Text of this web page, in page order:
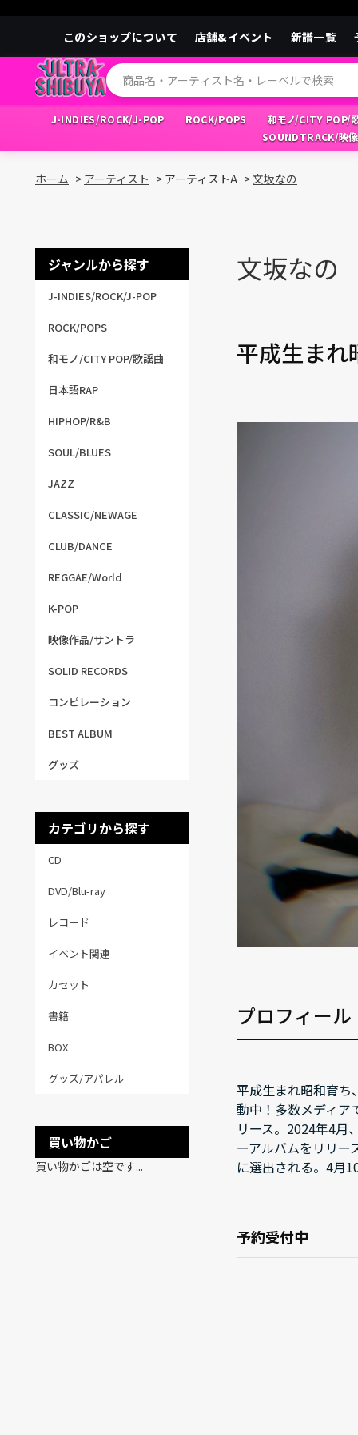
このショップについて 店舗&イベント 新譜一覧
J-INDIES/ROCK/J-POP ROCK/POPS
和モノ/CITY POP/
SOUNDTRACK/映
ホーム > アーティスト > アーティストA >文坂なの
ジャンルから探す
J-INDIES/ROCK/J-POP
ROCK/POPS
和モノ/CITY POP/歌謡曲
日本語RAP
HIPHOP/R&B
SOUL/BLUES
JAZZ
CLASSIC/NEWAGE
CLUB/DANCE
REGGAE/World
K-POP
映像作品/サントラ
SOLID RECORDS
コンピレーション
BEST ALBUM
グッズ
カテゴリから探す
CD
DVD/Blu-ray
レコード
イベント関連
カセット
書籍
BOX
グッズ/アパレル
買い物かご
買い物かごは空です...
文坂なの
平成生まれ
プロフィール
平成生まれ昭和育ち
動中！多数メディア
リース。2024年4月
ーアルバムをリリー
に選出される。4月
予約受付中